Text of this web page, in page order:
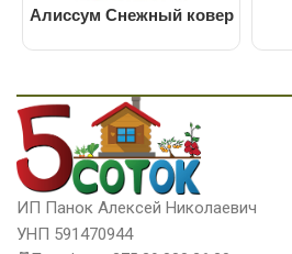
Алиссум Снежный ковер
ИП Панок Алексей Николаевич
УНП 591470944